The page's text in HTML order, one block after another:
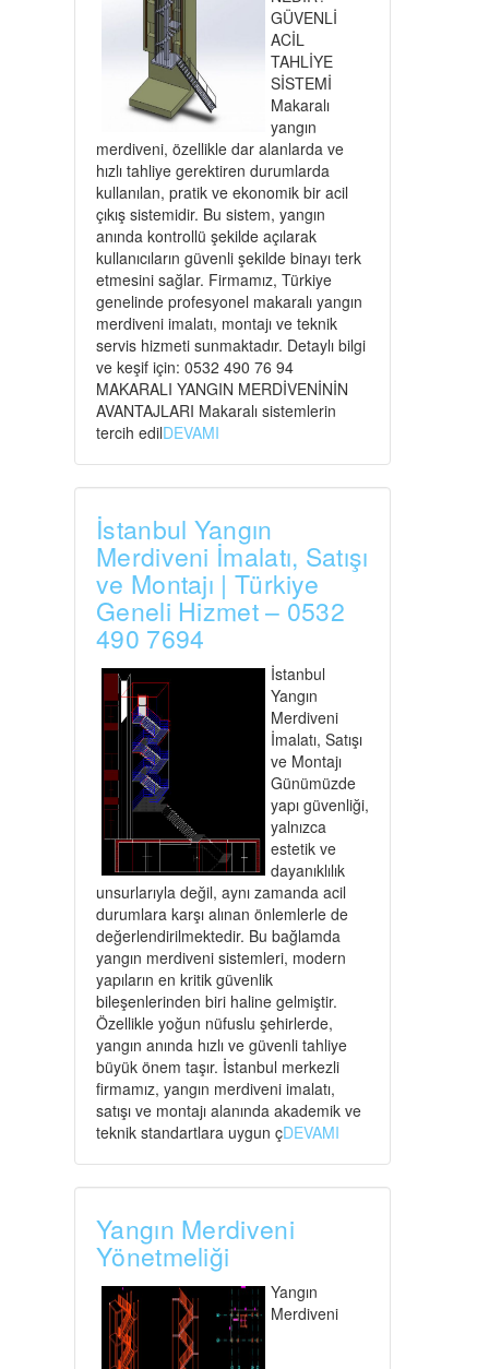
GÜVENLİ
ACİL
TAHLİYE
SİSTEMİ
Makaralı
yangın
merdiveni, özellikle dar alanlarda ve
hızlı tahliye gerektiren durumlarda
kullanılan, pratik ve ekonomik bir acil
çıkış sistemidir. Bu sistem, yangın
anında kontrollü şekilde açılarak
kullanıcıların güvenli şekilde binayı terk
etmesini sağlar. Firmamız, Türkiye
genelinde profesyonel makaralı yangın
merdiveni imalatı, montajı ve teknik
servis hizmeti sunmaktadır. Detaylı bilgi
ve keşif için: 0532 490 76 94
MAKARALI YANGIN MERDİVENİNİN
AVANTAJLARI Makaralı sistemlerin
tercih edilDEVAMI
İstanbul Yangın
Merdiveni İmalatı, Satışı
ve Montajı | Türkiye
Geneli Hizmet – 0532
490 7694
İstanbul
Yangın
Merdiveni
İmalatı, Satışı
ve Montajı
Günümüzde
yapı güvenliği,
yalnızca
estetik ve
dayanıklılık
unsurlarıyla değil, aynı zamanda acil
durumlara karşı alınan önlemlerle de
değerlendirilmektedir. Bu bağlamda
yangın merdiveni sistemleri, modern
yapıların en kritik güvenlik
bileşenlerinden biri haline gelmiştir.
Özellikle yoğun nüfuslu şehirlerde,
yangın anında hızlı ve güvenli tahliye
büyük önem taşır. İstanbul merkezli
firmamız, yangın merdiveni imalatı,
satışı ve montajı alanında akademik ve
teknik standartlara uygun çDEVAMI
Yangın Merdiveni
Yönetmeliği
Yangın
Merdiveni